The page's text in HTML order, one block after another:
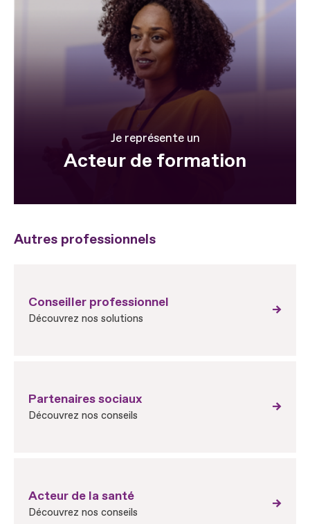
Je représente un
Acteur de formation
Autres professionnels
Conseiller professionnel
Découvrez nos solutions
Partenaires sociaux
Découvrez nos conseils
Acteur de la santé
Découvrez nos conseils